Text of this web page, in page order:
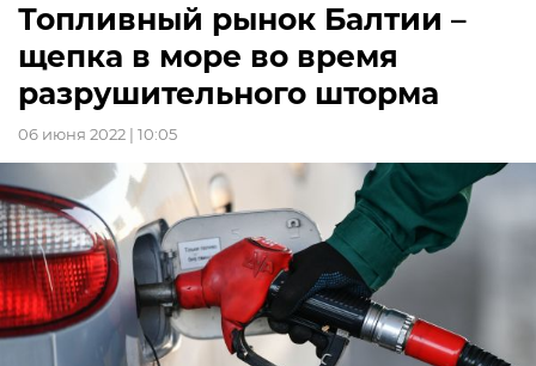
Топливный рынок Балтии –
щепка в море во время
разрушительного шторма
06 июня 2022 | 10:05